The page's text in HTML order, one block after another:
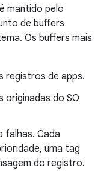
mantido pelo
de buffers
Os buffers mais
registros de apps.
originadas do SO
falhas. Cada
uma tag
do registro.